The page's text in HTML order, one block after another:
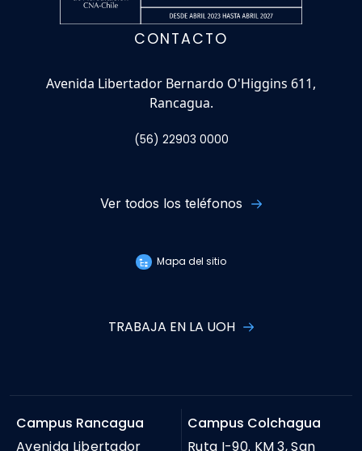
CONTACTO
Avenida Libertador Bernardo O'Higgins 611,
Rancagua.
(56) 22903 0000
Ver todos los teléfonos
Mapa del sitio
TRABAJA EN LA UOH
Campus Rancagua
Avenida Libertador
Campus Colchagua
Ruta I-90. KM 3, San